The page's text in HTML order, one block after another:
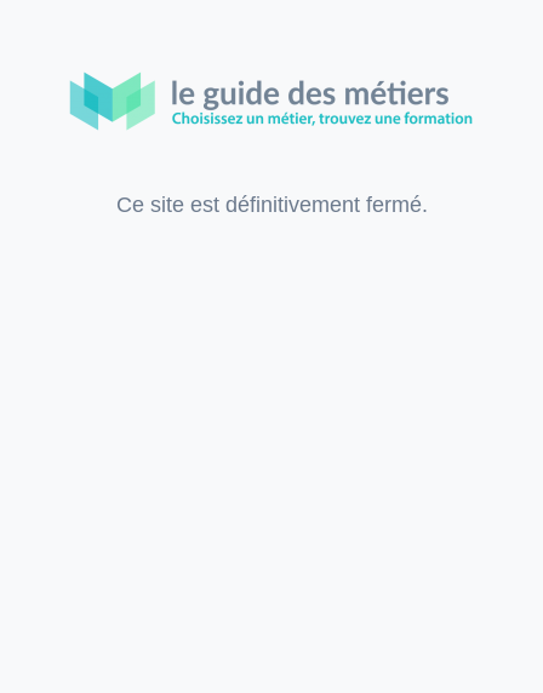
Ce site est définitivement fermé.